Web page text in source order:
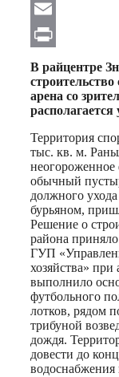
WhatsApp
Email
Print
В райцентре
арена со
располагается
Территория
тыс. кв. м.
обычный
должного
бурьяном,
Решение о
района
ГУП
хозяйства»
выполнило
футбольного
лотков, рядом
трибуной
дождя.
довести до